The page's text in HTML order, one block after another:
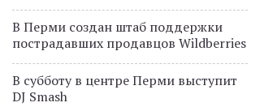
В Перми создан штаб поддержки
пострадавших продавцов Wildberries
В субботу в центре Перми выступит
DJ Smash